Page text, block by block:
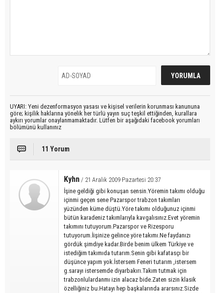
UYARI: Yeni dezenformasyon yasası ve kişisel verilerin korunması kanununa
göre; kişilik haklarına yönelik her türlü yayın suç teşkil ettiğinden, kurallara
aykırı yorumlar onaylanmamaktadır. Lütfen bir aşağıdaki facebook yorumları
bölümünü kullanınız
11 Yorum
Kyhn / 21 Aralık 2009 Pazartesi 20:37
İşine geldiği gibi konuşan sensin.Yöremin takımı olduğu
içinmi geçen sene Pazarspor trabzon takımları
yüzünden küme düştü.Yöre takımı olduğunuz içinmi
bütün karadeniz takımlarıyla kavgalısınız.Evet yöremin
takımını tutuyorum.Pazarspor ve Rizesporu
tutuyorum.İişinize gelince yöre takımı.Ne faydanızı
gördük şimdiye kadar.Birde benim ülkem Türkiye ve
istediğim takımıda tutarım.Senin gibi kafatasçı bir
düşünce yapım yok.İstersem Feneri tutarım ,istersem
g.sarayı istersemde diyarbakırı.Takım tutmak için
trabzonlulardanmı izin alacaz bide.Zaten sizin klasik
özelliğiniz bu.Hatayı hep başkalarında ararsınız.Sizde